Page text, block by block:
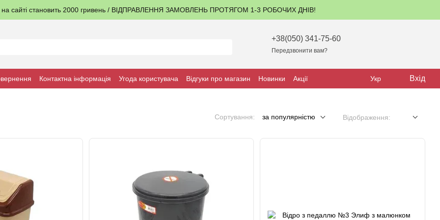
на сайті становить 2000 гривень / ВІДПРАВЛЕННЯ ЗАМОВЛЕНЬ ПРОТЯГОМ 1-3 РОБОЧИХ ДНІВ!
+38(050) 341-75-60
Передзвонити вам?
Контактна інформація Угода користувача Відгуки про магазин Новинки Акції Укр Вхід
Сортування: за популярністю Відображення: